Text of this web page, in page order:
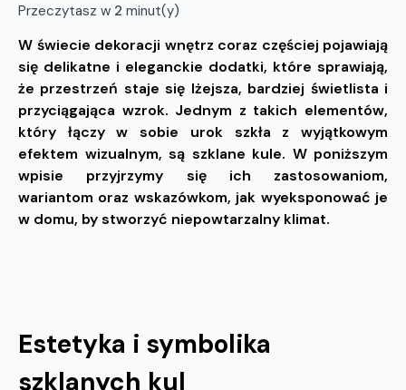
Przeczytasz w 2 minut(y)
W świecie dekoracji wnętrz coraz częściej pojawiają
się delikatne i eleganckie dodatki, które sprawiają,
że przestrzeń staje się lżejsza, bardziej świetlista i
przyciągająca wzrok. Jednym z takich elementów,
który łączy w sobie urok szkła z wyjątkowym
efektem wizualnym, są szklane kule. W poniższym
wpisie przyjrzymy się ich zastosowaniom,
wariantom oraz wskazówkom, jak wyeksponować je
w domu, by stworzyć niepowtarzalny klimat.
Estetyka i symbolika
szklanych kul